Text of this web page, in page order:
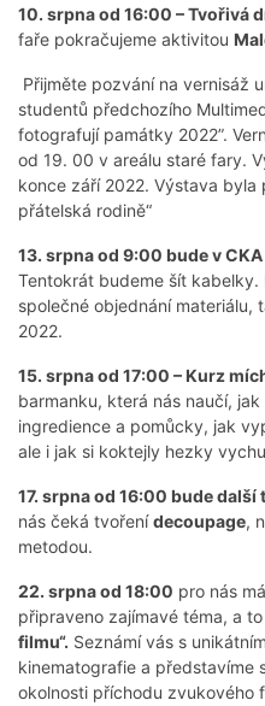
10. srpna od 16:00 – Tvořivá
faře pokračujeme aktivitou
Přijměte pozvání na vernisáž
studentů předchozího
fotografují památky 2022”.
od 19. 00 v areálu staré fary.
konce září 2022. Výstava byla
přátelská rodině“
13. srpna od 9:00 bude v
Tentokrát budeme šít
společné objednání materiálu,
2022.
15. srpna od 17:00 – Kurz
barmanku, která nás naučí,
ingredience a pomůcky, jak
ale i jak si koktejly hezky
17. srpna od 16:00 bude
nás čeká tvořenídecoupage,
metodou.
22. srpna od 18:00 pro nás
připraveno zajímavé téma, a to
filmu“. Seznámí vás s
kinematografie a představíme
okolnosti příchodu zvukového